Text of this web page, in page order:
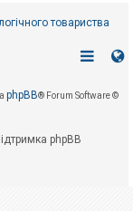
товариства
phpBB® Forum Software ©
phpBB